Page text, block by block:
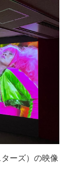
ーズ）の映像